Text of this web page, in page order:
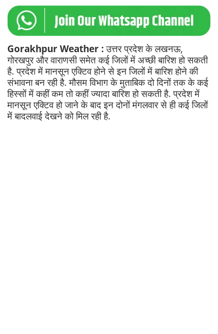
Gorakhpur Weather :उत्तर प्रदेश के लखनऊ,
गोरखपुर और वाराणसी समेत कई जिलों में अच्छी बारिश हो सकती
है. प्रदेश में मानसून एक्टिव होने से इन जिलों में बारिश होने की
संभावना बन रही है. मौसम विभाग के मुताबिक दो दिनों तक के कई
हिस्सों में कहीं कम तो कहीं ज्यादा बारिश हो सकती है. प्रदेश में
मानसून एक्टिव हो जाने के बाद इन दोनों मंगलवार से ही कई जिलों
में बादलवाई देखने को मिल रही है.